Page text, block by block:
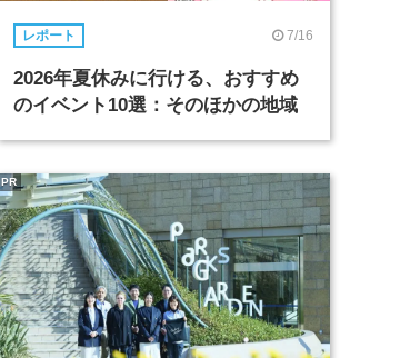
レポート 7/16
2026年夏休みに行ける、おすすめ
のイベント10選：そのほかの地域
PR